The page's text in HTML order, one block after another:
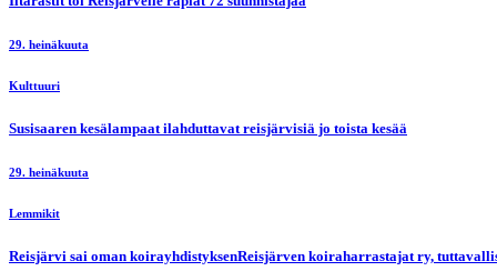
29. heinäkuuta
Kulttuuri
Susisaaren kesälampaat ilahduttavat reisjärvisiä jo toista kesää
29. heinäkuuta
Lemmikit
Reisjärvi sai oman koirayhdistyksenReisjärven koiraharrastajat ry,